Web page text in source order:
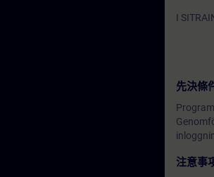
I
先決條
注意事